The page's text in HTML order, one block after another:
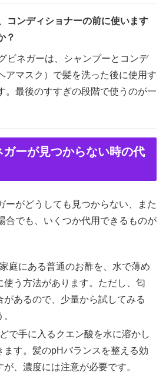
コンディショナーの前に使います
？
ビネガーは、シャンプーとコンデ
アマスク）で髪を洗った後に使用す
。最後のすすぎの段階で使うのが一
ガーが見つからない時の代
ーがどうしても見つからない、また
合でも、いくつか代用できるものが
庭にある普通のお酢を、水で薄め
使う方法があります。ただし、匂
があるので、少量から試してみる
で手に入るクエン酸を水に溶かし
ます。髪のpHバランスを整える効
、濃度には注意が必要です。